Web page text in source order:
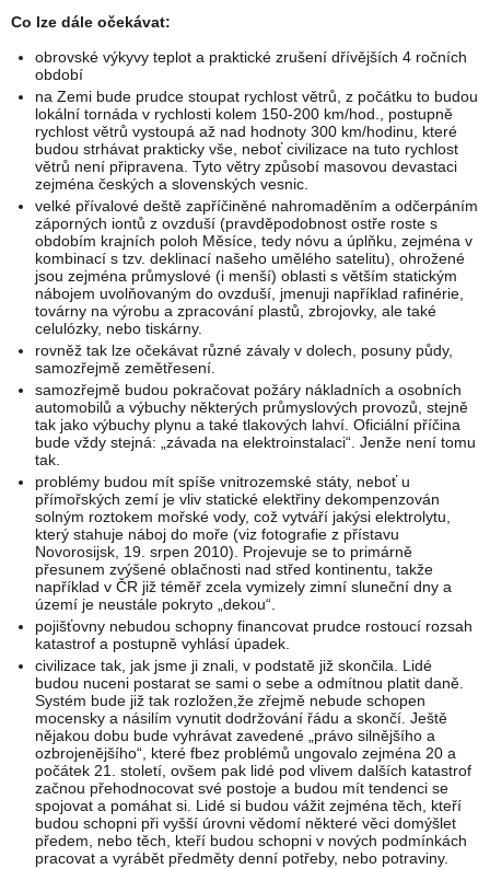
Co lze dále očekávat:
obrovské výkyvy teplot a praktické zrušení dřívějších 4 ročních
období
na Zemi bude prudce stoupat rychlost větrů, z počátku to budou
lokální tornáda v rychlosti kolem 150-200 km/hod., postupně
rychlost větrů vystoupá až nad hodnoty 300 km/hodinu, které
budou strhávat prakticky vše, neboť civilizace na tuto rychlost
větrů není připravena. Tyto větry způsobí masovou devastaci
zejména českých a slovenských vesnic.
velké přívalové deště zapříčiněné nahromaděním a odčerpáním
záporných iontů z ovzduší (pravděpodobnost ostře roste s
obdobím krajních poloh Měsíce, tedy nóvu a úplňku, zejména v
kombinací s tzv. deklinací našeho umělého satelitu), ohrožené
jsou zejména průmyslové (i menší) oblasti s větším statickým
nábojem uvolňovaným do ovzduší, jmenuji například rafinérie,
továrny na výrobu a zpracování plastů, zbrojovky, ale také
celulózky, nebo tiskárny.
rovněž tak lze očekávat různé závaly v dolech, posuny půdy,
samozřejmě zemětřesení.
samozřejmě budou pokračovat požáry nákladních a osobních
automobilů a výbuchy některých průmyslových provozů, stejně
tak jako výbuchy plynu a také tlakových lahví. Oficiální příčina
bude vždy stejná: „závada na elektroinstalaci“. Jenže není tomu
tak.
problémy budou mít spíše vnitrozemské státy, neboť u
přímořských zemí je vliv statické elektřiny dekompenzován
solným roztokem mořské vody, což vytváří jakýsi elektrolytu,
který stahuje náboj do moře (viz fotografie z přístavu
Novorosijsk, 19. srpen 2010). Projevuje se to primárně
přesunem zvýšené oblačnosti nad střed kontinentu, takže
například v ČR již téměř zcela vymizely zimní sluneční dny a
území je neustále pokryto „dekou“.
pojišťovny nebudou schopny financovat prudce rostoucí rozsah
katastrof a postupně vyhlásí úpadek.
civilizace tak, jak jsme ji znali, v podstatě již skončila. Lidé
budou nuceni postarat se sami o sebe a odmítnou platit daně.
Systém bude již tak rozložen,že zřejmě nebude schopen
mocensky a násilím vynutit dodržování řádu a skončí. Ještě
nějakou dobu bude vyhrávat zavedené „právo silnějšího a
ozbrojenějšího“, které fbez problémů ungovalo zejména 20 a
počátek 21. století, ovšem pak lidé pod vlivem dalších katastrof
začnou přehodnocovat své postoje a budou mít tendenci se
spojovat a pomáhat si. Lidé si budou vážit zejména těch, kteří
budou schopni při vyšší úrovni vědomí některé věci domýšlet
předem, nebo těch, kteří budou schopni v nových podmínkách
pracovat a vyrábět předměty denní potřeby, nebo potraviny.